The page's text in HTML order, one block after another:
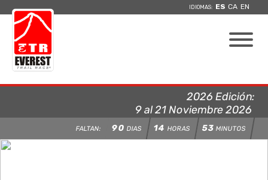
IDIOMAS: ES CA EN
2026 Edición:
9 al 21 Noviembre 2026
FALTAN: 90 DIAS 14 HORAS 53 MINUTOS